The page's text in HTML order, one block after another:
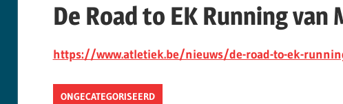
De Road to EK Running van
https://www.atletiek.be/nieuws/de-road-to-ek-
ONGECATEGORISEERD